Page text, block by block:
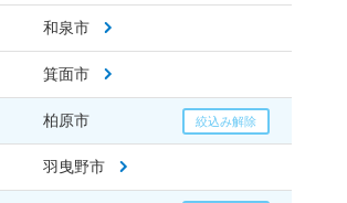
和泉市
箕面市
柏原市
羽曳野市